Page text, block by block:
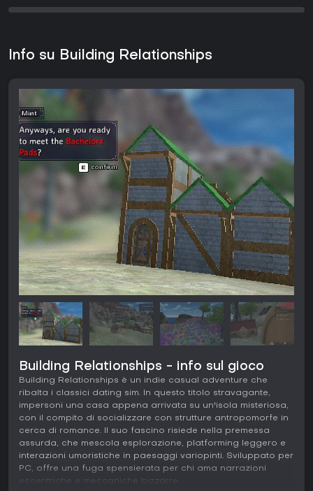
Info su Building Relationships
Building Relationships - info sul gioco
Building Relationships è un indie casual adventure che
ribalta i classici dating sim. In questo titolo stravagante,
impersoni una casa appena arrivata su un'isola misteriosa,
con il compito di socializzare con strutture antropomorfe in
cerca di romance. Il suo fascino risiede nella premessa
assurda, che mescola esplorazione, platforming leggero e
interazioni umoristiche in paesaggi variopinti. Sviluppato per
PC, offre una fuga spensierata per chi ama narrazioni
eccentriche e meccaniche bizzarre.